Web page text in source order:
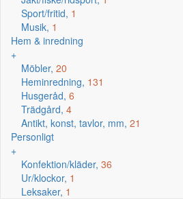
Sport/fritid, 1
Musik, 1
Hem & inredning
+
Möbler, 20
Heminredning, 131
Husgeråd, 6
Trädgård, 4
Antikt, konst, tavlor, mm, 21
Personligt
+
Konfektion/kläder, 36
Ur/klockor, 1
Leksaker, 1